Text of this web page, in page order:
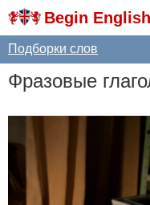
Begin English
Подборки слов
Фразовые